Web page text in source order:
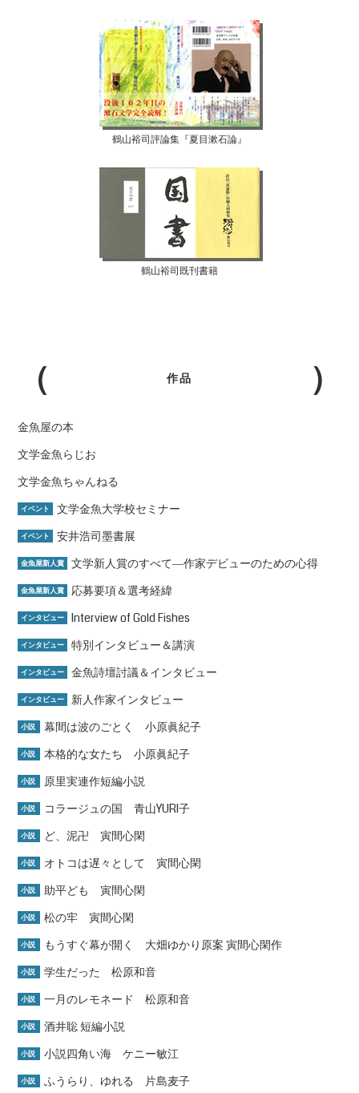
鶴山裕司評論集『夏目漱石論』
鶴山裕司既刊書籍
作品
金魚屋の本
文学金魚らじお
文学金魚ちゃんねる
イベント 文学金魚大学校セミナー
イベント 安井浩司墨書展
金魚屋新人賞 文学新人賞のすべて―作家デビューのための心得
金魚屋新人賞 応募要項＆選考経緯
インタビュー Interview of Gold Fishes
インタビュー 特別インタビュー＆講演
インタビュー 金魚詩壇討議＆インタビュー
インタビュー 新人作家インタビュー
小説 幕間は波のごとく 小原眞紀子
小説 本格的な女たち 小原眞紀子
小説 原里実連作短編小説
小説 コラージュの国 青山YURI子
小説 ど、泥卍 寅間心閑
小説 オトコは遅々として 寅間心閑
小説 助平ども 寅間心閑
小説 松の牢 寅間心閑
小説 もうすぐ幕が開く 大畑ゆかり原案 寅間心閑作
小説 学生だった 松原和音
小説 一月のレモネード 松原和音
小説 酒井聡 短編小説
小説 小説四角い海 ケニー敏江
小説 ふうらり、ゆれる 片島麦子